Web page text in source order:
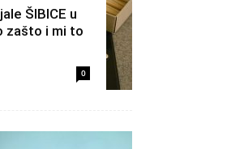
ŠIBICE u
zašto i mi to
0